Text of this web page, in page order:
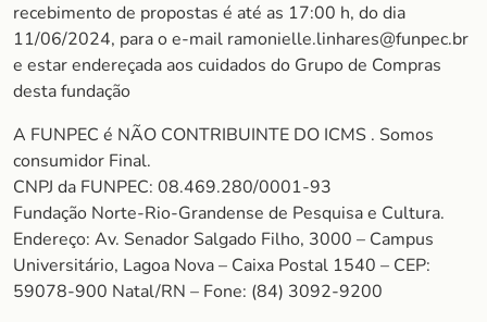
recebimento de propostas é até as 17:00 h, do dia
11/06/2024, para o e-mail ramonielle.linhares@funpec.br
e estar endereçada aos cuidados do Grupo de Compras
desta fundação
A FUNPEC é NÃO CONTRIBUINTE DO ICMS . Somos
consumidor Final.
CNPJ da FUNPEC: 08.469.280/0001-93
Fundação Norte-Rio-Grandense de Pesquisa e Cultura.
Endereço: Av. Senador Salgado Filho, 3000 – Campus
Universitário, Lagoa Nova – Caixa Postal 1540 – CEP:
59078-900 Natal/RN – Fone: (84) 3092-9200